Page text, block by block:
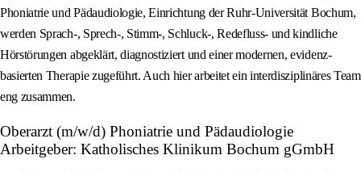
Phoniatrie und Pädaudiologie, Einrichtung der Ruhr-Universität Bochum,
werden Sprach-, Sprech-, Stimm-, Schluck-, Redefluss- und kindliche
Hörstörungen abgeklärt, diagnostiziert und einer modernen, evidenz-
basierten Therapie zugeführt. Auch hier arbeitet ein interdisziplinäres Team
eng zusammen.
Oberarzt (m/w/d) Phoniatrie und Pädaudiologie
Arbeitgeber: Katholisches Klinikum Bochum gGmbH